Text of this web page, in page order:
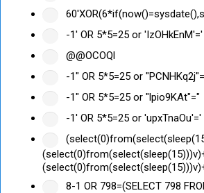
-1' OR 5*5=25 or 'IzOHkEnM'='
@@OCOQl
-1" OR 5*5=25 or
-1" OR 5*5=25 or "lpio9KAt"="
-1' OR 5*5=25 or 'upxTnaOu'='
8-1 OR 798=(SELECT 798